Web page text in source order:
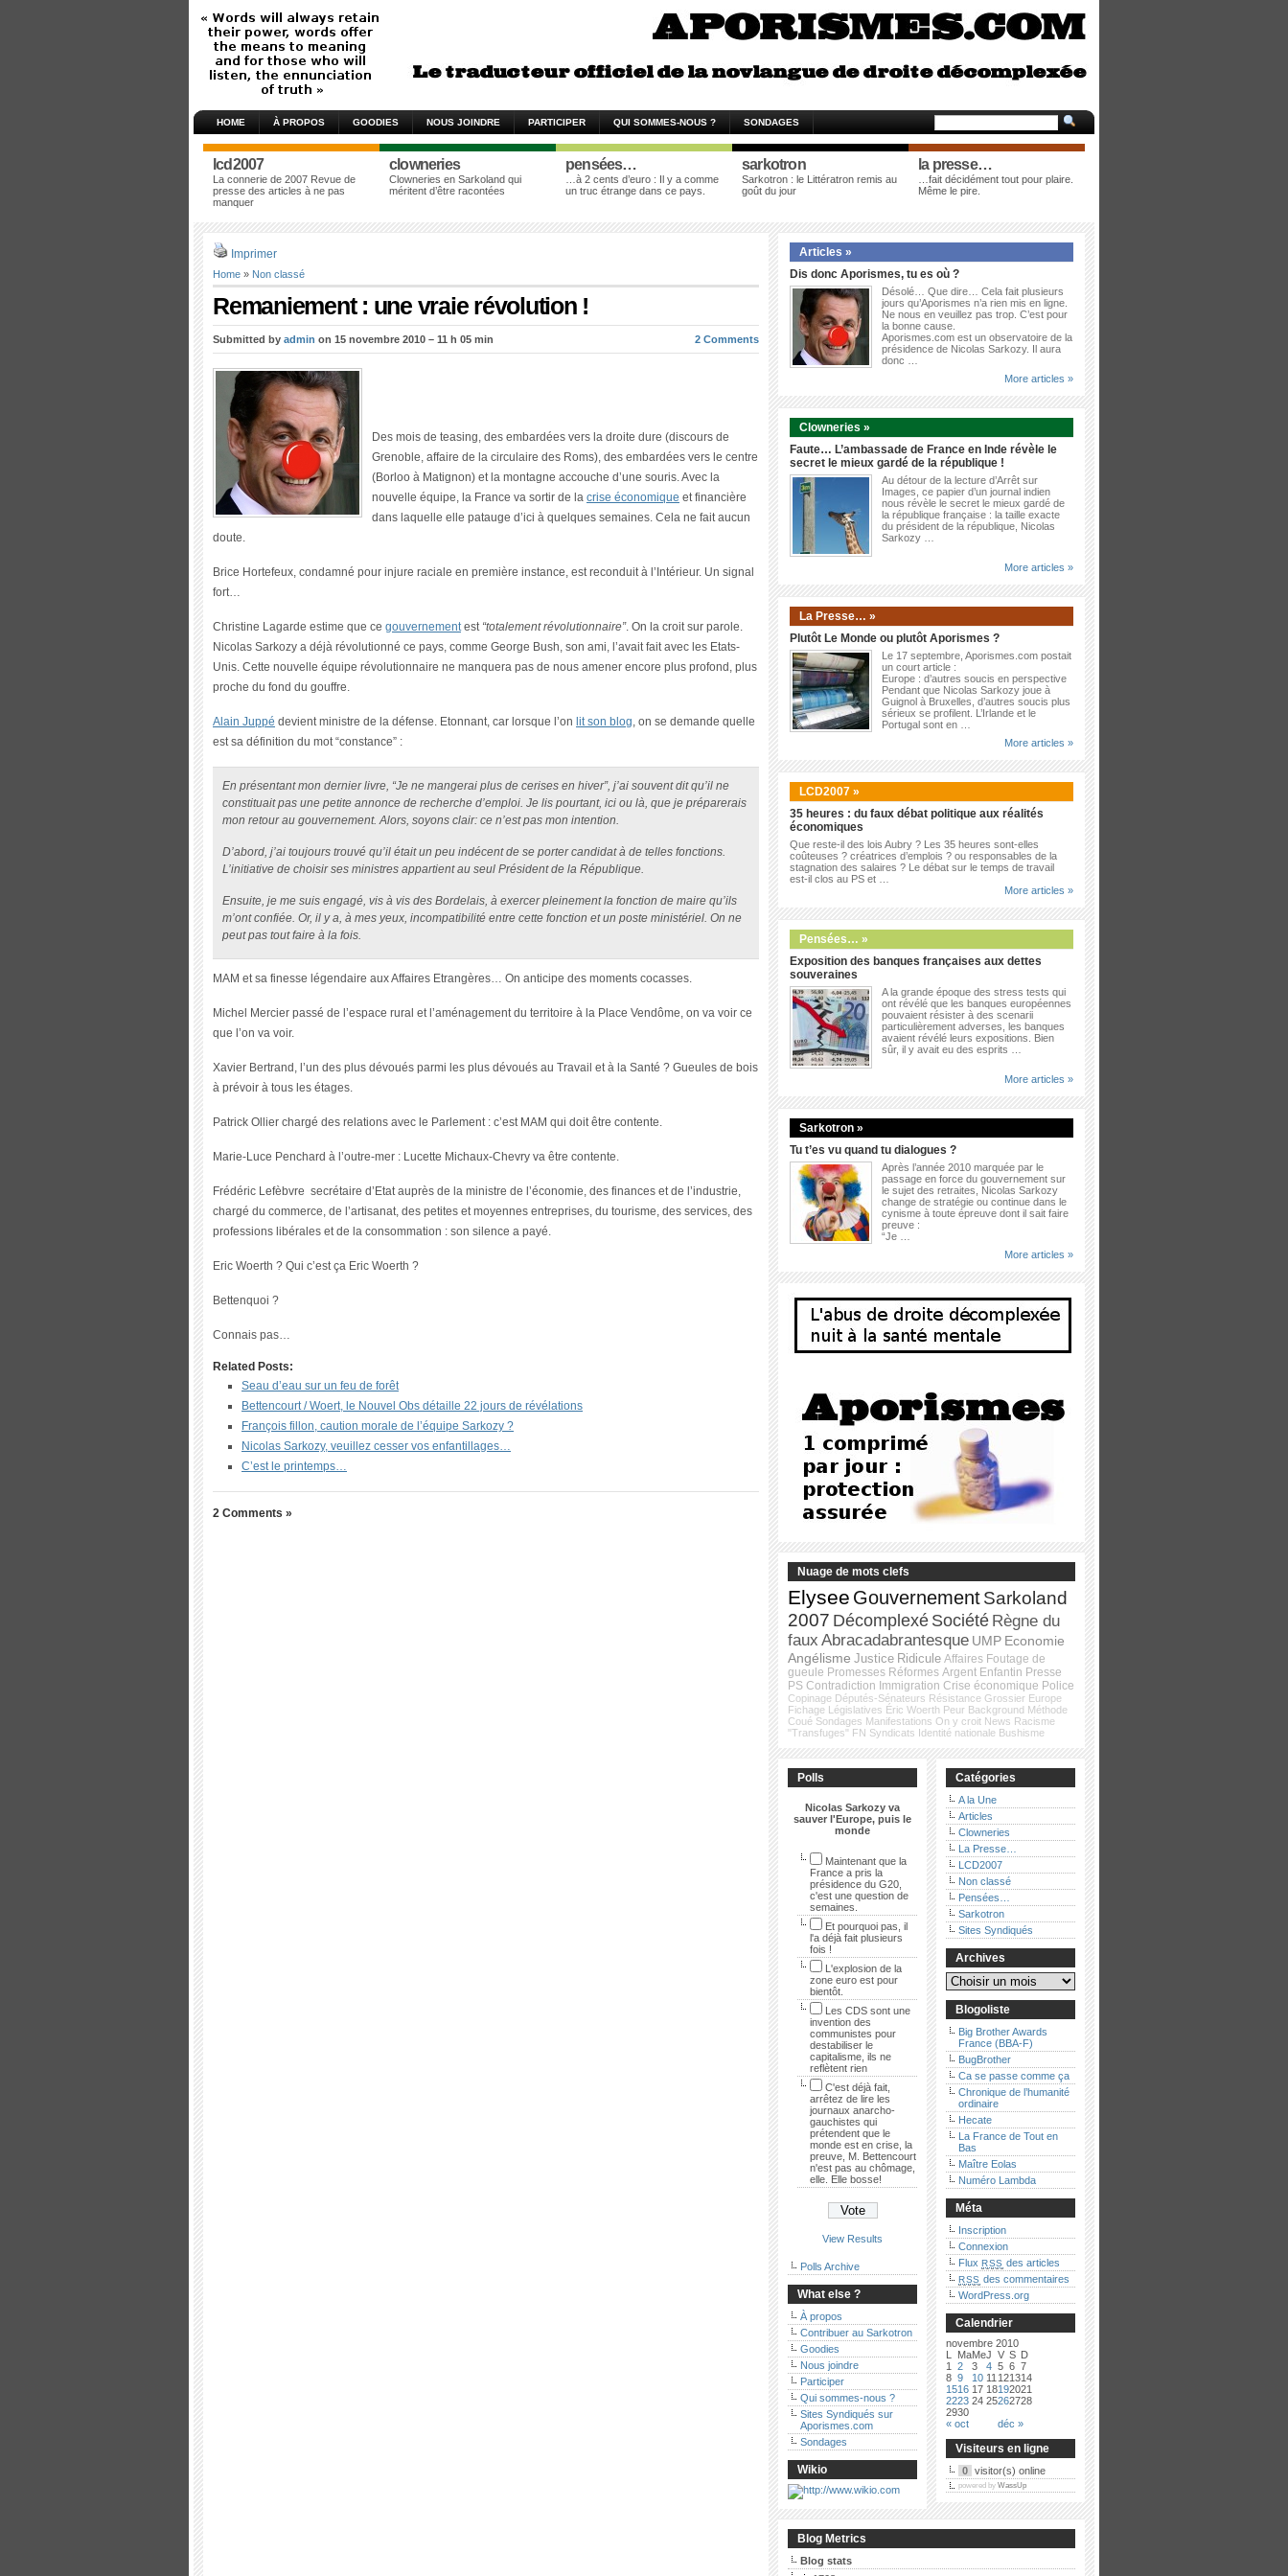
HOME À PROPOS GOODIES NOUS JOINDRE PARTICIPER QUI SOMMES-NOUS ? SONDAGES
lcd2007
La connerie de 2007 Revue de
presse des articles à ne pas
manquer
clowneries
Clowneries en Sarkoland qui
méritent d’être racontées
pensées…
…à 2 cents d’euro : Il y a comme
un truc étrange dans ce pays.
sarkotron
Sarkotron : le Littératron remis au
goût du jour
la presse…
…fait décidément tout pour plaire.
Même le pire.
Imprimer
Home » Non classé
Remaniement : une vraie révolution !
Submitted by admin on 15 novembre 2010 – 11 h 05 min 2 Comments
Des mois de teasing, des embardées vers la droite dure (discours de
Grenoble, affaire de la circulaire des Roms), des embardées vers le centre
(Borloo à Matignon) et la montagne accouche d’une souris. Avec la
nouvelle équipe, la France va sortir de la crise économique et financière
dans laquelle elle patauge d’ici à quelques semaines. Cela ne fait aucun
doute.
Brice Hortefeux, condamné pour injure raciale en première instance, est reconduit à l’Intérieur. Un signal
fort…
Christine Lagarde estime que ce gouvernementest “totalement révolutionnaire”. On la croit sur parole.
Nicolas Sarkozy a déjà révolutionné ce pays, comme George Bush, son ami, l’avait fait avec les Etats-
Unis. Cette nouvelle équipe révolutionnaire ne manquera pas de nous amener encore plus profond, plus
proche du fond du gouffre.
Alain Juppé devient ministre de la défense. Etonnant, car lorsque l’on lit son blog, on se demande quelle
est sa définition du mot “constance” :
En présentant mon dernier livre, “Je ne mangerai plus de cerises en hiver”, j’ai souvent dit qu’il ne
constituait pas une petite annonce de recherche d’emploi. Je lis pourtant, ici ou là, que je préparerais
mon retour au gouvernement. Alors, soyons clair: ce n’est pas mon intention.
D’abord, j’ai toujours trouvé qu’il était un peu indécent de se porter candidat à de telles fonctions.
L’initiative de choisir ses ministres appartient au seul Président de la République.
Ensuite, je me suis engagé, vis à vis des Bordelais, à exercer pleinement la fonction de maire qu’ils
m’ont confiée. Or, il y a, à mes yeux, incompatibilité entre cette fonction et un poste ministériel. On ne
peut pas tout faire à la fois.
MAM et sa finesse légendaire aux Affaires Etrangères… On anticipe des moments cocasses.
Michel Mercier passé de l’espace rural et l’aménagement du territoire à la Place Vendôme, on va voir ce
que l’on va voir.
Xavier Bertrand, l’un des plus dévoués parmi les plus dévoués au Travail et à la Santé ? Gueules de bois
à prévoir à tous les étages.
Patrick Ollier chargé des relations avec le Parlement : c’est MAM qui doit être contente.
Marie-Luce Penchard à l’outre-mer : Lucette Michaux-Chevry va être contente.
Frédéric Lefèbvre secrétaire d’Etat auprès de la ministre de l’économie, des finances et de l’industrie,
chargé du commerce, de l’artisanat, des petites et moyennes entreprises, du tourisme, des services, des
professions libérales et de la consommation : son silence a payé.
Eric Woerth ? Qui c’est ça Eric Woerth ?
Bettenquoi ?
Connais pas…
Related Posts:
Seau d’eau sur un feu de forêt
Bettencourt / Woert, le Nouvel Obs détaille 22 jours de révélations
François fillon, caution morale de l’équipe Sarkozy ?
Nicolas Sarkozy, veuillez cesser vos enfantillages…
C’est le printemps…
2 Comments »
Articles »
Dis donc Aporismes, tu es où ?
Désolé… Que dire… Cela fait plusieurs
jours qu’Aporismes n’a rien mis en ligne.
Ne nous en veuillez pas trop. C’est pour
la bonne cause.
Aporismes.com est un observatoire de la
présidence de Nicolas Sarkozy. Il aura
donc …
More articles »
Clowneries »
Faute… L’ambassade de France en Inde révèle le
secret le mieux gardé de la république !
Au détour de la lecture d’Arrêt sur
Images, ce papier d’un journal indien
nous révèle le secret le mieux gardé de
la république française : la taille exacte
du président de la république, Nicolas
Sarkozy …
More articles »
La Presse… »
Plutôt Le Monde ou plutôt Aporismes ?
Le 17 septembre, Aporismes.com postait
un court article :
Europe : d’autres soucis en perspective
Pendant que Nicolas Sarkozy joue à
Guignol à Bruxelles, d’autres soucis plus
sérieux se profilent. L’Irlande et le
Portugal sont en …
More articles »
LCD2007 »
35 heures : du faux débat politique aux réalités
économiques
Que reste-il des lois Aubry ? Les 35 heures sont-elles
coûteuses ? créatrices d’emplois ? ou responsables de la
stagnation des salaires ? Le débat sur le temps de travail
est-il clos au PS et …
More articles »
Pensées… »
Exposition des banques françaises aux dettes
souveraines
A la grande époque des stress tests qui
ont révélé que les banques européennes
pouvaient résister à des scenarii
particulièrement adverses, les banques
avaient révélé leurs expositions. Bien
sûr, il y avait eu des esprits …
More articles »
Sarkotron »
Tu t’es vu quand tu dialogues ?
Après l’année 2010 marquée par le
passage en force du gouvernement sur
le sujet des retraites, Nicolas Sarkozy
change de stratégie ou continue dans le
cynisme à toute épreuve dont il sait faire
preuve :
“Je …
More articles »
Nuage de mots clefs
Elysee GouvernementSarkoland
2007 Décomplexé Société Règne du
faux Abracadabrantesque UMP Economie
Angélisme Justice Ridicule Affaires Foutage de
gueule Promesses Réformes Argent Enfantin Presse
PS Contradiction Immigration Crise économique Police
Copinage Députés-Sénateurs Résistance Grossier Europe
Fichage Législatives Éric Woerth Peur Background Méthode
Coué Sondages Manifestations On y croit News Racisme
"Transfuges" FN Syndicats Identité nationale Bushisme
Polls
Nicolas Sarkozy va
sauver l'Europe, puis le
monde
Maintenant que la
France a pris la
présidence du G20,
c'est une question de
semaines.
Et pourquoi pas, il
l'a déjà fait plusieurs
fois !
L'explosion de la
zone euro est pour
bientôt.
Les CDS sont une
invention des
communistes pour
destabiliser le
capitalisme, ils ne
reflètent rien
C'est déjà fait,
arrêtez de lire les
journaux anarcho-
gauchistes qui
prétendent que le
monde est en crise, la
preuve, M. Bettencourt
n'est pas au chômage,
elle. Elle bosse!
View Results
Polls Archive
What else ?
À propos
Contribuer au Sarkotron
Goodies
Nous joindre
Participer
Qui sommes-nous ?
Sites Syndiqués sur
Aporismes.com
Sondages
Wikio
Catégories
A la Une
Articles
Clowneries
La Presse…
LCD2007
Non classé
Pensées…
Sarkotron
Sites Syndiqués
Archives
Blogoliste
Big Brother Awards
France (BBA-F)
BugBrother
Ca se passe comme ça
Chronique de l’humanité
ordinaire
Hecate
La France de Tout en
Bas
Maître Eolas
Numéro Lambda
Méta
Inscription
Connexion
Flux RSS des articles
RSS des commentaires
WordPress.org
Calendrier
novembre 2010
L
MaMeJ V S D
« oct déc »
1 2 3 4 5 6 7
8 9 10 11 121314
1516 17 18192021
2223 24 25262728
2930
Visiteurs en ligne
0 visitor(s) online
powered by WassUp
Blog Metrics
Blog stats